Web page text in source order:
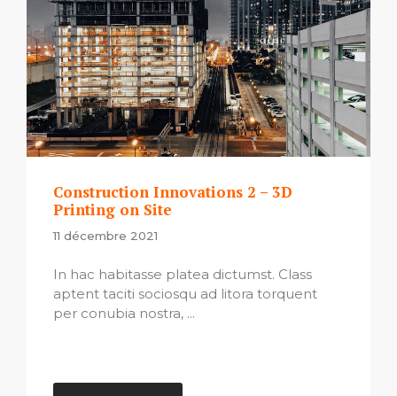
Construction Innovations 2 – 3D
Printing on Site
11 décembre 2021
In hac habitasse platea dictumst. Class
aptent taciti sociosqu ad litora torquent
per conubia nostra, ...